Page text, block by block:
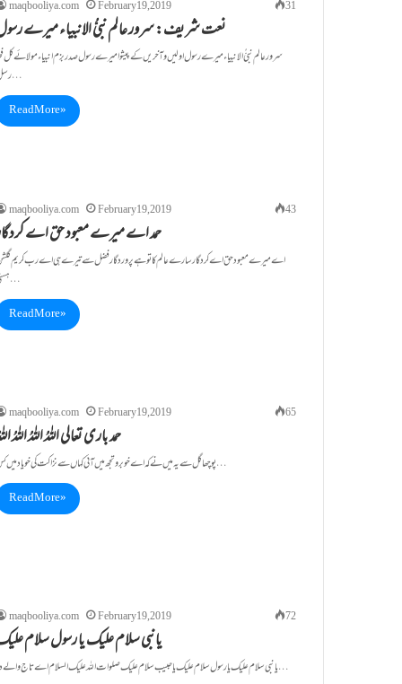
maqbooliya.com February 19, 2019 31
نعت شریف: سرور عالم نبیُّ الانبیاء میرے
سرور عالم نبیُّ الانبیاء میرے رسول اولیں و آخریں کے پیشوا میرے رسول صدر بزم انبیاء مولائے کل
رسل…
Read More »
maqbooliya.com February 19, 2019 43
حمد اے میرے معبود حق اے
اے میرے معبود حق اے کردگار سارے عالم کاتو ہے پروردگار فضل سے تیرے ہی اے رب کریم
ہستی…
Read More »
maqbooliya.com February 19, 2019 65
حمد باری تعالی اللہُ اللہُ اللہُ
پوچھا گل سے یہ میں نے کہ اے خوبرو تجھ میں آئی کہاں سے نزاکت کی خو یاد میں کس…
Read More »
maqbooliya.com February 19, 2019 72
یانبی سلام علیک یا رسول سلام
یا نبی سلام علیک یا رسول سلام علیک یا حبیب سلام علیک صلوات اللہ علیک السلام اے تاج والے دو…